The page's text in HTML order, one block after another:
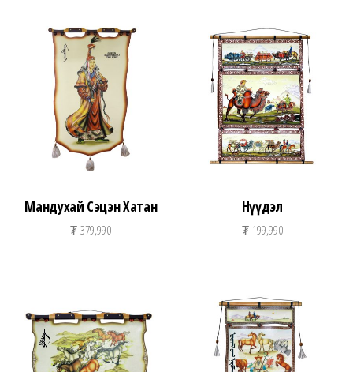
Мандухай Сэцэн Хатан
₮379,990
Нүүдэл
₮199,990